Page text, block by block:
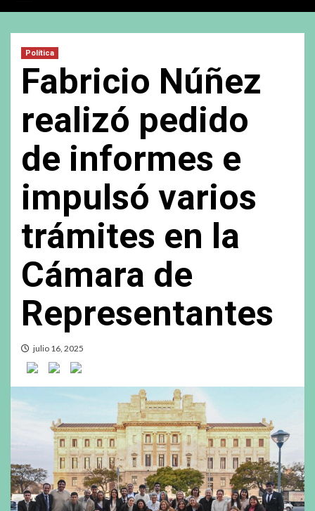
Política
Fabricio Núñez
realizó pedido
de informes e
impulsó varios
trámites en la
Cámara de
Representantes
julio 16, 2025